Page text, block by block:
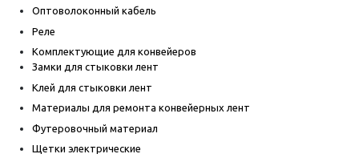
Оптоволоконный кабель
Реле
Комплектующие для конвейеров
Замки для стыковки лент
Клей для стыковки лент
Материалы для ремонта конвейерных лент
Футеровочный материал
Щетки электрические